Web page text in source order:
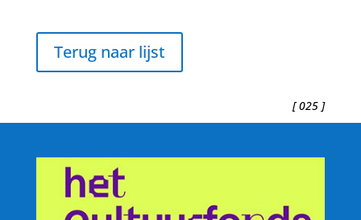
Terug naar lijst
[ 025 ]